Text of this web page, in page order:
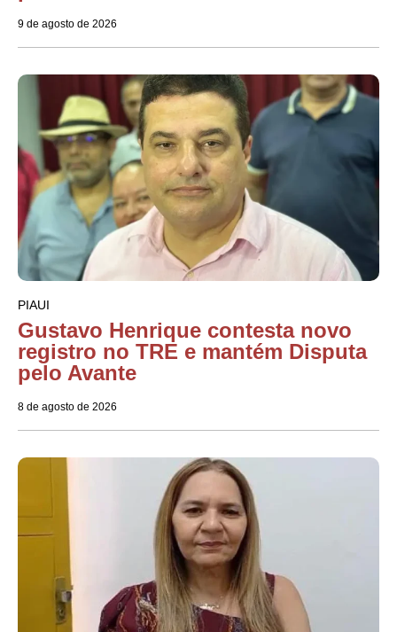
9 de agosto de 2026
PIAUI
Gustavo Henrique contesta novo
registro no TRE e mantém Disputa
pelo Avante
8 de agosto de 2026